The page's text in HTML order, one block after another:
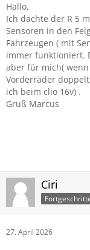
Hallo,
Ich dachte der R 5
Sensoren in den
Fahrzeugen ( mit
immer funktioniert.
aber für mich(
Vorderräder
ich beim clio 16v) .
Gruß Marcus
Ciri
27. April 2026